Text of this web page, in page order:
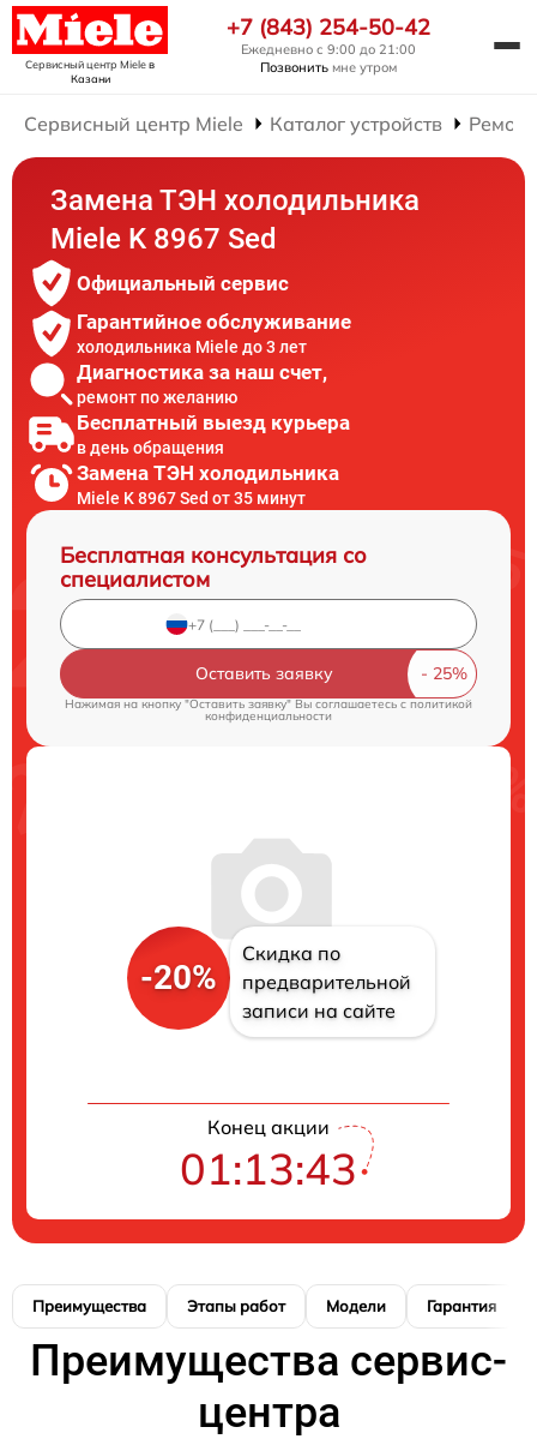
Сервисный центр Mieleв
Казани
+7 (843) 254-50-42
Ежедневно с 9:00 до 21:00
Позвонить мне утром
Сервисный центр Miele Каталог устройств
Замена ТЭН холодильника
Miele K 8967 Sed
Официальный сервис
Гарантийное обслуживание
холодильника Miele до 3 лет
Диагностика за наш счет,
ремонт по желанию
Бесплатный выезд курьера
в день обращения
Замена ТЭН холодильника
Miele K 8967 Sed от 35 минут
Бесплатная консультация со
специалистом
Оставить заявку
Нажимая на кнопку "Оставить заявку" Вы соглашаетесь cполитикой
конфиденциальности
-20%
Скидка по
предварительной
записи на сайте
Конец акции
01:13:42
Преимущества Этапы работ Модели Гарантия
Преимущества сервис-
центра